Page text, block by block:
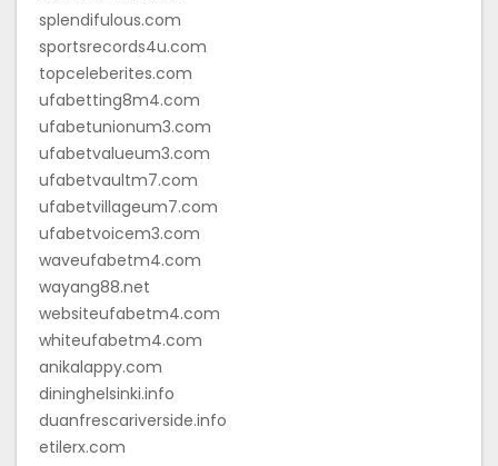
splendifulous.com
sportsrecords4u.com
topceleberites.com
ufabetting8m4.com
ufabetunionum3.com
ufabetvalueum3.com
ufabetvaultm7.com
ufabetvillageum7.com
ufabetvoicem3.com
waveufabetm4.com
wayang88.net
websiteufabetm4.com
whiteufabetm4.com
anikalappy.com
dininghelsinki.info
duanfrescariverside.info
etilerx.com